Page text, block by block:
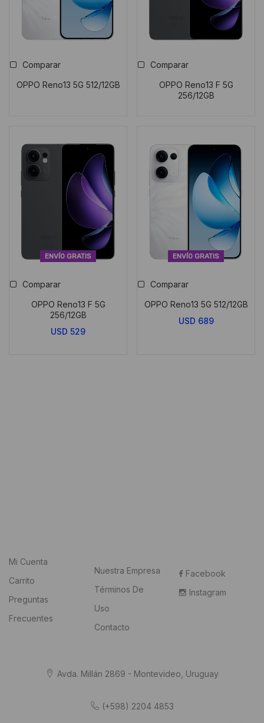
Comparar
OPPO Reno13 5G 512/12GB
Comparar
OPPO Reno13 F 5G
256/12GB
ENVÍO GRATIS
Comparar
OPPO Reno13 F 5G
256/12GB
USD 529
ENVÍO GRATIS
Comparar
OPPO Reno13 5G 512/12GB
USD 689
Mi Cuenta
Carrito
Preguntas
Frecuentes
Nuestra Empresa
Términos De
Uso
Contacto
Facebook
Instagram
Avda. Millán 2869 - Montevideo, Uruguay
(+598) 2204 4853